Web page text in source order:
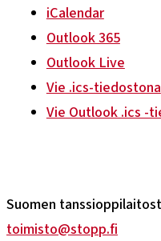
iCalendar
Outlook 365
Outlook Live
Vie .ics-tiedostona
Vie Outlook .ics -
Suomen
toimisto@stopp.fi